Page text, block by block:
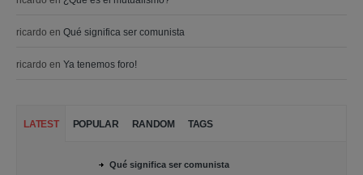
ricardo en Qué significa ser comunista
ricardo en Ya tenemos foro!
LATEST POPULAR RANDOM TAGS
Qué significa ser comunista